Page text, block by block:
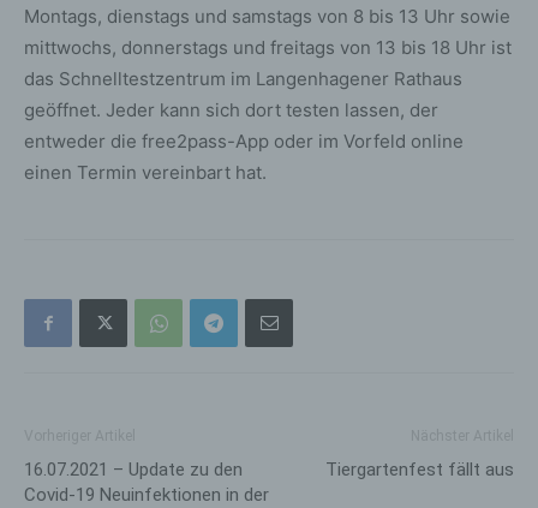
Montags, dienstags und samstags von 8 bis 13 Uhr sowie
mittwochs, donnerstags und freitags von 13 bis 18 Uhr ist
das Schnelltestzentrum im Langenhagener Rathaus
geöffnet. Jeder kann sich dort testen lassen, der
entweder die free2pass-App oder im Vorfeld online
einen Termin vereinbart hat.
16.07.2021 – Update zu den
Covid-19 Neuinfektionen in der
Tiergartenfest fällt aus